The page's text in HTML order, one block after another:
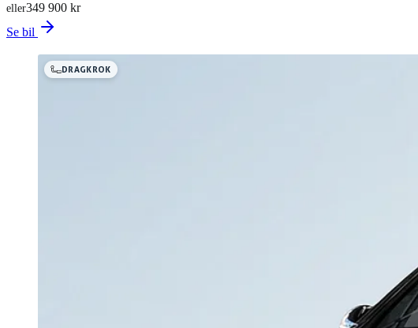
349 900 kr
eller
Se bil
DRAGKROK